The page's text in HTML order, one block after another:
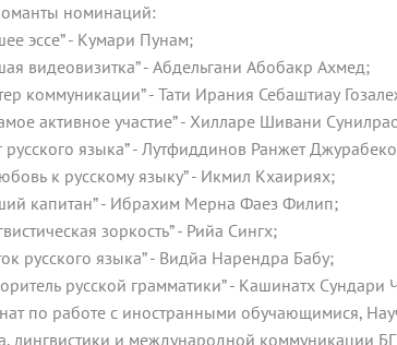
номинаций:
эссе” - Кумари Пунам;
видеовизитка” - Абдельгани Абобакр Ахмед;
коммуникации” - Тати Ирания Себаштиау
активное участие” - Хилларе Шивани
русского языка” - Лутфиддинов Ранжет
к русскому языку” - Икмил Кхаириях;
капитан” - Ибрахим Мерна Фаез Филип;
зоркость” - Рийа Сингх;
русского языка” - Видйа Нарендра Бабу;
русской грамматики” - Кашинатх Сундари
по работе с иностранными обучающимися,
лингвистики и международной коммуникации